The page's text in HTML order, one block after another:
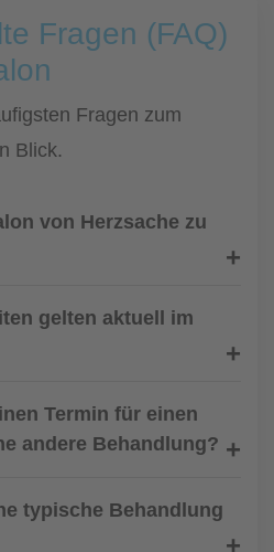
Fragen (FAQ)
Fragen zum
Blick.
von Herzsache zu
gelten aktuell im
Termin für einen
andere Behandlung?
typische Behandlung